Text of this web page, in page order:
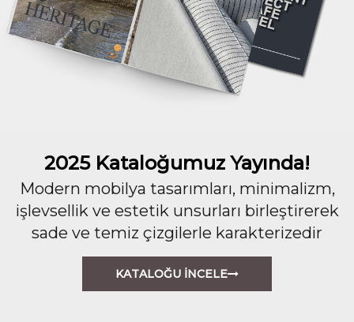
2025 Kataloğumuz Yayında!
Modern mobilya tasarımları, minimalizm,
işlevsellik ve estetik unsurları birleştirerek
sade ve temiz çizgilerle karakterizedir
KATALOĞU İNCELE